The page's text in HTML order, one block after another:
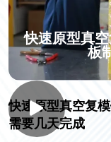
快速原型真空复
需要几天完成
快速原型真
板